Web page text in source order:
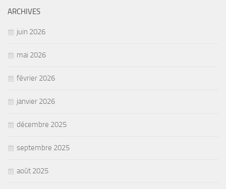
ARCHIVES
juin 2026
mai 2026
février 2026
janvier 2026
décembre 2025
septembre 2025
août 2025